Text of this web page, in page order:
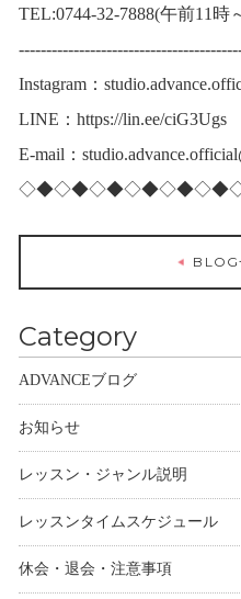
TEL:0744-32-7888(午前11時
Instagram：
LINE： https://lin.ee/ciG3Ugs
E-mail：
BLOG
Category
ADVANCEブログ
お知らせ
レッスン・ジャンル説明
レッスンタイムスケジュール
休会・退会・注意事項